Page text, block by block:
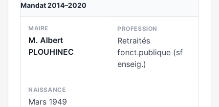
Mandat 2014–2020
MAIRE
M. Albert
PLOUHINEC
PROFESSION
Retraités
fonct.publique (sf
enseig.)
NAISSANCE
Mars 1949